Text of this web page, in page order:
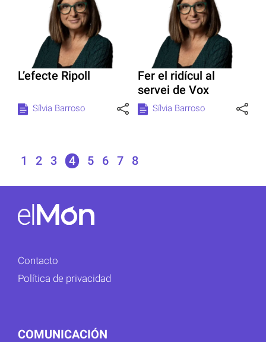
L’efecte Ripoll
Sílvia Barroso
Fer el ridícul al
servei de Vox
Sílvia Barroso
1 2 3 4 5 6 7 8
Contacto
Política de privacidad
COMUNICACIÓN